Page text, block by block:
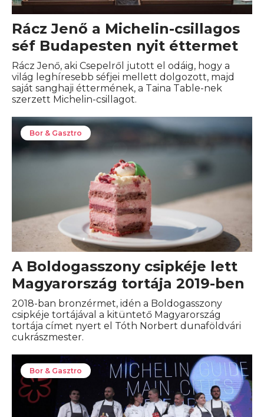
Rácz Jenő a Michelin-csillagos
séf Budapesten nyit éttermet
Rácz Jenő, aki Csepelről jutott el odáig, hogy a
világ leghíresebb séfjei mellett dolgozott, majd
saját sanghaji éttermének, a Taina Table-nek
szerzett Michelin-csillagot.
Bor & Gasztro
A Boldogasszony csipkéje lett
Magyarország tortája 2019-ben
2018-ban bronzérmet, idén a Boldogasszony
csipkéje tortájával a kitüntető Magyarország
tortája címet nyert el Tóth Norbert dunaföldvári
cukrászmester.
Bor & Gasztro